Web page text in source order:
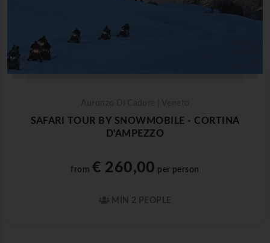
SAFARI TOUR BY SNOWMOBILE - CORTINA
D'AMPEZZO
from € 260,00 per person
MIN 2 PEOPLE